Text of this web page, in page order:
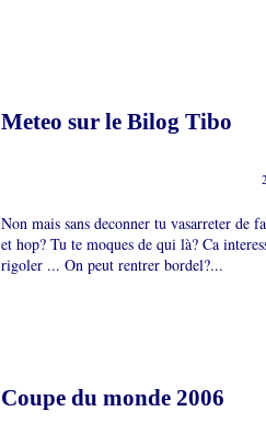
Meteo sur le Bilog Tibo
Non mais sans deconner tu vasarreter de
et hop? Tu te moques de qui là? Ca
rigoler ... On peut rentrer bordel?...
Coupe du monde 2006